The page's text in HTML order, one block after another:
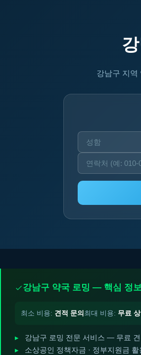
강남구 지역
강남구 약국 로밍 — 핵심 정
최소 비용: 견적 문의 최대 비용: 무료
강남구 로밍 전문 서비스 — 무료
소상공인 정책자금 · 정부지원금 활